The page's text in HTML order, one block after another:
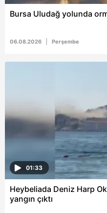
Bursa Uludağ yolunda
06.08.2026 Perşembe
01:33
Heybeliada Deniz Harp
yangın çıktı